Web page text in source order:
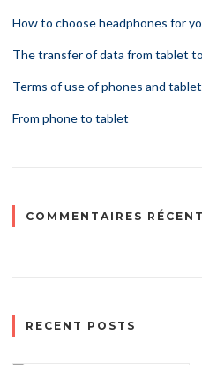
How to choose headphones for
The transfer of data from tablet
Terms of use of phones and
From phone to tablet
COMMENTAIRES
RECENT POSTS